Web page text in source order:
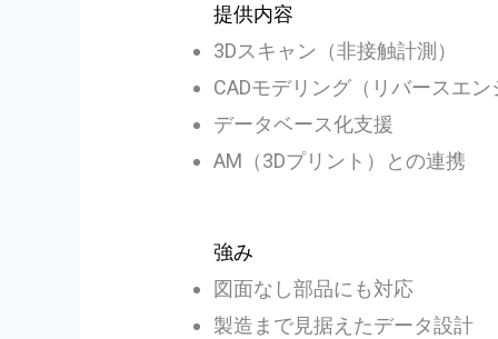
提供内容
3Dスキャン（非接触計測）
CADモデリング（リバースエン
データベース化支援
AM（3Dプリント）との連携
強み
図面なし部品にも対応
製造まで見据えたデータ設計